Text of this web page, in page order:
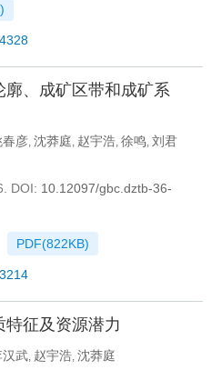
)
、成矿区带和成矿系
春彦, 沈莽庭, 赵宇浩, 徐鸣, 刘君
DOI: 10.12097/gbc.dztb-36-
PDF(822KB)
征及资源潜力
汉武, 赵宇浩, 沈莽庭